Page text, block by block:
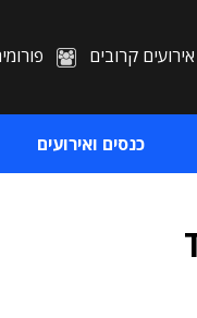
אירועים קרובים
כנסים ואירועים